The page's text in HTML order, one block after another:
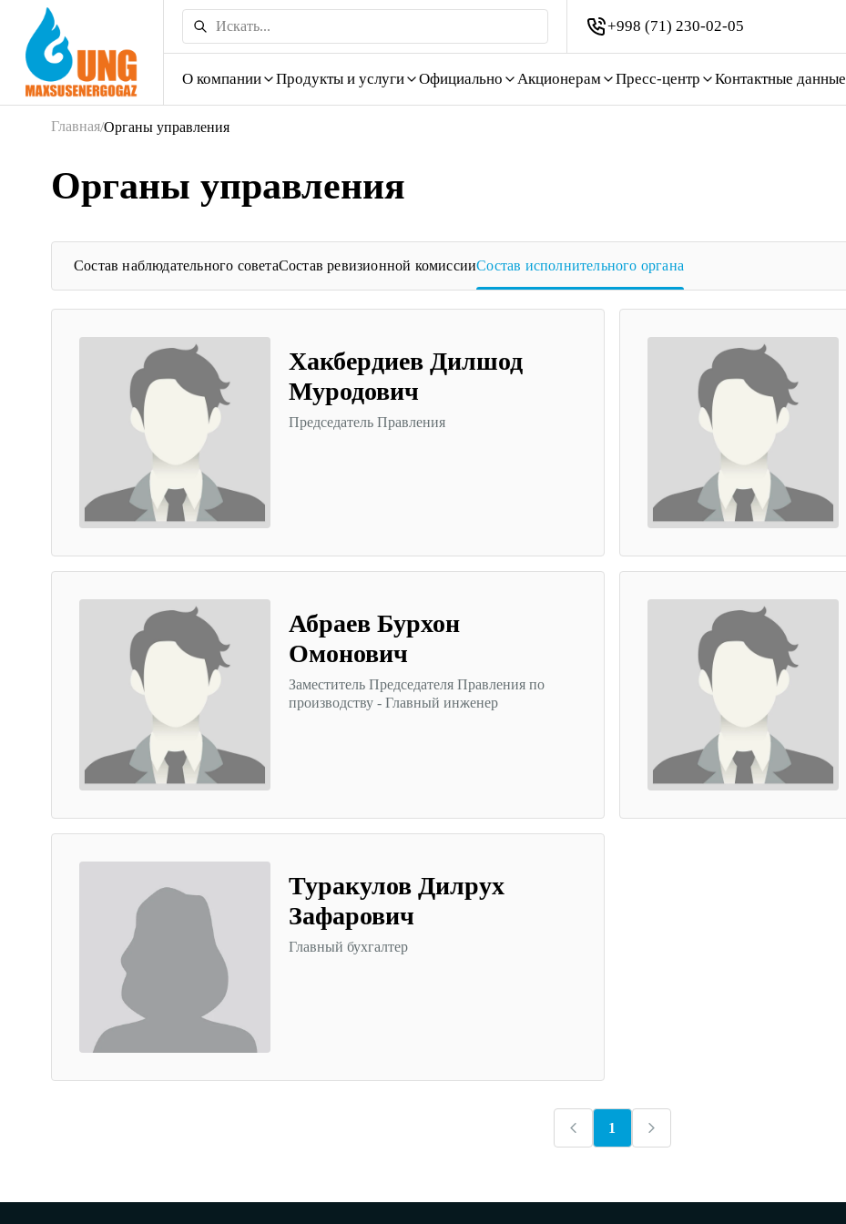
+998 (71) 230-02-05
О компании Продукты и услуги Официально Акционерам Пресс-центр Контактные данные
Главная/Органы управления
Органы управления
Состав наблюдательного советаСостав ревизионной комиссииСостав исполнительного органа
Хакбердиев Дилшод
Муродович
Председатель Правления
Абраев Бурхон
Омонович
Заместитель Председателя Правления по
производству - Главный инженер
Туракулов Дилрух
Зафарович
Главный бухгалтер
1